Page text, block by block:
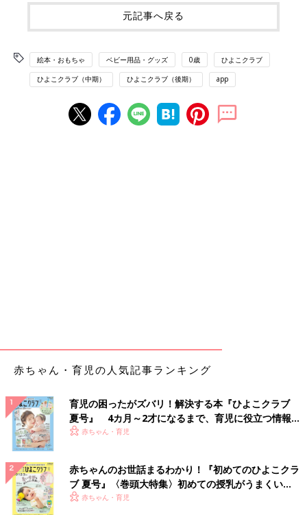
元記事へ戻る
絵本・おもちゃ ベビー用品・グッズ 0歳 ひよこクラブ
ひよこクラブ（中期） ひよこクラブ（後期） app
赤ちゃん・育児の人気記事ランキング
育児の困ったがズバリ！解決する本『ひよこクラブ
夏号』 4カ月～2才になるまで、育児に役立つ情報が
いっぱい！
赤ちゃん・育児
赤ちゃんのお世話まるわかり！『初めてのひよこクラ
ブ 夏号』〈巻頭大特集〉初めての授乳がうまくい
く！ おっぱい・ミルクの基本と夏のトラブル 解決テ
赤ちゃん・育児